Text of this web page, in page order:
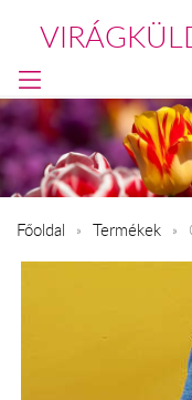
Főoldal Termékek